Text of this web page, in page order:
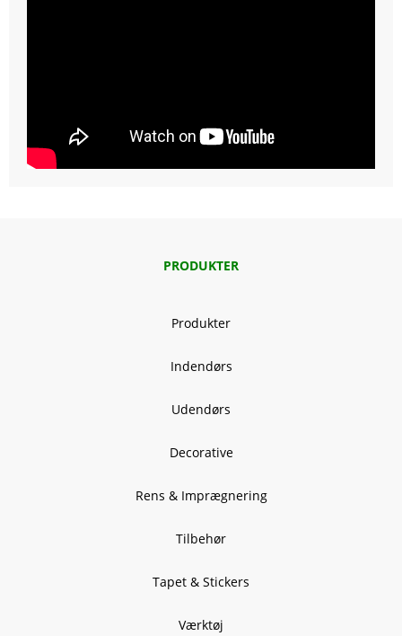
PRODUKTER
Produkter
Indendørs
Udendørs
Decorative
Rens & Imprægnering
Tilbehør
Tapet & Stickers
Værktøj